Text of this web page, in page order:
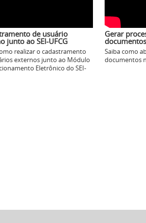
de usuário
junto ao SEI-UFCG
realizar o cadastramento
externos junto ao Módulo
Eletrônico do SEI-
Gerar
Saiba como
documentos